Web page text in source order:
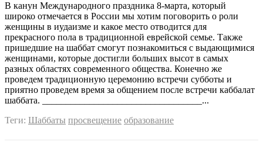
В канун Международного праздника 8-марта, который
широко отмечается в России мы хотим поговорить о роли
женщины в иудаизме и какое место отводится для
прекрасного пола в традиционной еврейской семье. Также
пришедшие на шаббат смогут познакомиться с выдающимися
женщинами, которые достигли больших высот в самых
разных областях современного общества. Конечно же
проведем традиционную церемонию встречи субботы и
приятно проведем время за общением после встречи каббалат
шаббата. __________________________________...
Теги: Шаббаты просвещение образование